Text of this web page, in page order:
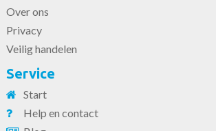
Over ons
Privacy
Veilig handelen
Service
Start
Help en contact